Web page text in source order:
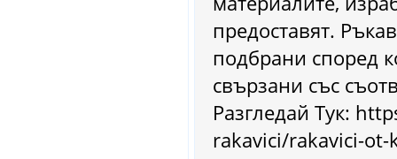
предоставят.
подбрани според
свързани със
Разгледай Тук:
rakavici/rakavici-ot-